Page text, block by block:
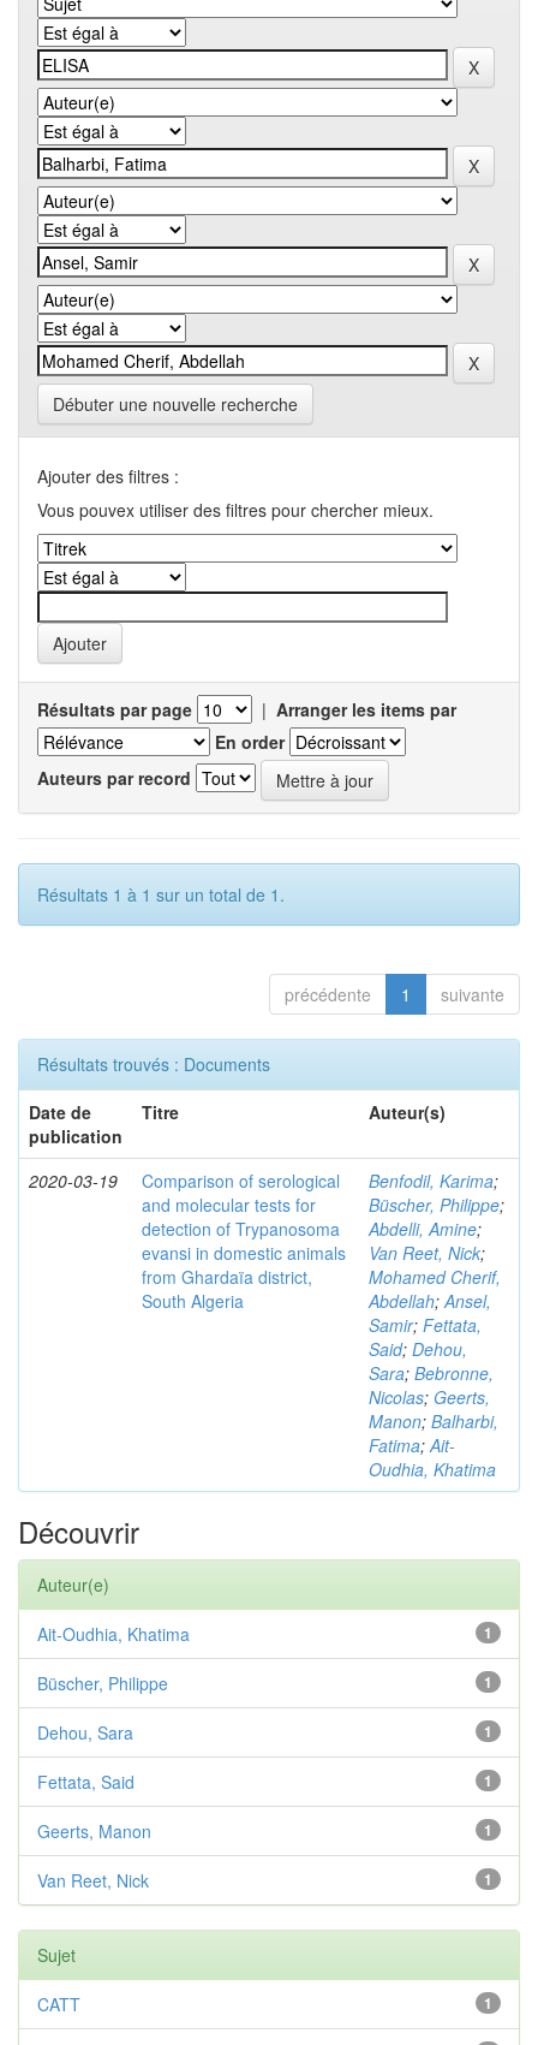
Débuter une nouvelle recherche
Ajouter des filtres :
Vous pouvex utiliser des filtres pour chercher mieux.
Résultats par page | Arranger les items par
En order
Auteurs par record
Résultats 1 à 1 sur un total de 1.
précédente 1 suivante
Résultats trouvés : Documents
Date de
publication
Titre Auteur(s)
2020-03-19
Comparison of serological
and molecular tests for
detection of Trypanosoma
evansi in domestic animals
from Ghardaïa district,
South Algeria
Benfodil, Karima;
Büscher, Philippe;
Abdelli, Amine;
Van Reet, Nick;
Mohamed Cherif,
Abdellah;Ansel,
Samir; Fettata,
Said; Dehou,
Sara; Bebronne,
Nicolas; Geerts,
Manon; Balharbi,
Fatima;Ait-
Oudhia, Khatima
Découvrir
Auteur(e)
1
Ait-Oudhia, Khatima
1
Büscher, Philippe
1
Dehou, Sara
1
Fettata, Said
1
Geerts, Manon
1
Van Reet, Nick
Sujet
1
CATT